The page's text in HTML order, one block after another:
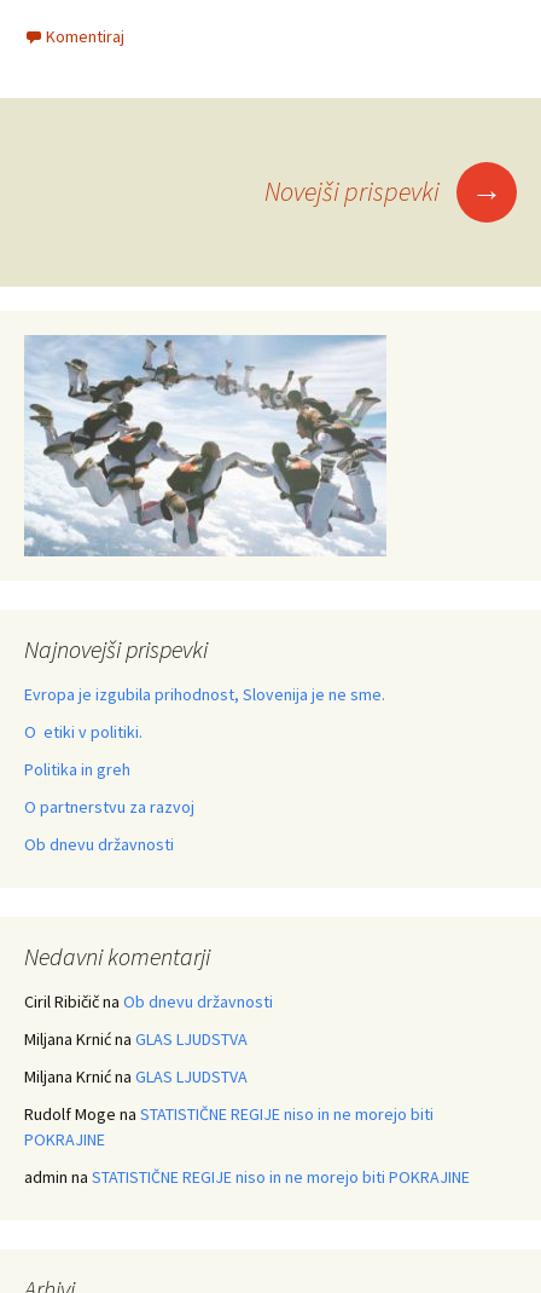
Komentiraj
Novejši prispevki →
Najnovejši prispevki
Evropa je izgubila prihodnost, Slovenija je ne sme.
O etiki v politiki.
Politika in greh
O partnerstvu za razvoj
Ob dnevu državnosti
Nedavni komentarji
Ciril Ribičična Ob dnevu državnosti
Miljana Krnićna GLAS LJUDSTVA
Miljana Krnićna GLAS LJUDSTVA
Rudolf Moge na STATISTIČNE REGIJE niso in ne morejo biti
POKRAJINE
admin na STATISTIČNE REGIJE niso in ne morejo biti POKRAJINE